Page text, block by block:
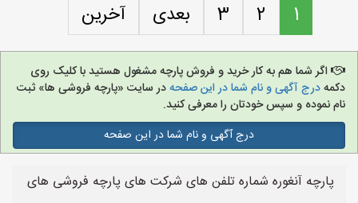
1
2
3 بعدی آخرین
اگر شما هم به کار خرید و فروش پارچه مشغول هستید با کلیک روی
دکمهدرج آگهی و نام شما در این صفحهدر سایت «پارچه فروشی ها» ثبت
نام نموده و سپس خودتان را معرفی کنید.
درج آگهی و نام شما در این صفحه
پارچه آنغوره شماره تلفن های شرکت های پارچه فروشی های